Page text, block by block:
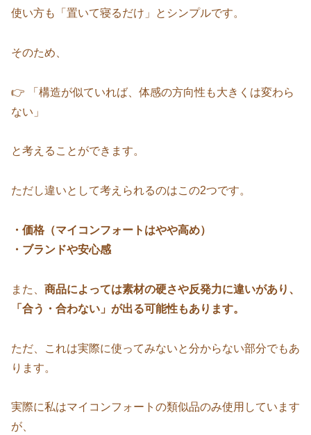
使い方も「置いて寝るだけ」とシンプルです。
そのため、
👉 「構造が似ていれば、体感の方向性も大きくは変わら
ない」
と考えることができます。
ただし違いとして考えられるのはこの2つです。
・価格（マイコンフォートはやや高め）
・ブランドや安心感
また、 商品によっては素材の硬さや反発力に違いがあり、
「合う・合わない」が出る可能性もあります。
ただ、これは実際に使ってみないと分からない部分でもあ
ります。
実際に私はマイコンフォートの類似品のみ使用しています
が、